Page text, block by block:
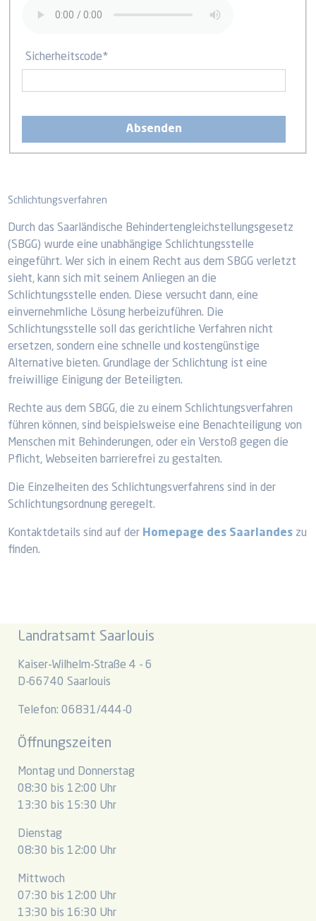
Sicherheitscode*
Schlichtungsverfahren
Durch das Saarländische Behindertengleichstellungsgesetz
(SBGG) wurde eine unabhängige Schlichtungsstelle
eingeführt. Wer sich in einem Recht aus dem SBGG verletzt
sieht, kann sich mit seinem Anliegen an die
Schlichtungsstelle enden. Diese versucht dann, eine
einvernehmliche Lösung herbeizuführen. Die
Schlichtungsstelle soll das gerichtliche Verfahren nicht
ersetzen, sondern eine schnelle und kostengünstige
Alternative bieten. Grundlage der Schlichtung ist eine
freiwillige Einigung der Beteiligten.
Rechte aus dem SBGG, die zu einem Schlichtungsverfahren
führen können, sind beispielsweise eine Benachteiligung von
Menschen mit Behinderungen, oder ein Verstoß gegen die
Pflicht, Webseiten barrierefrei zu gestalten.
Die Einzelheiten des Schlichtungsverfahrens sind in der
Schlichtungsordnung geregelt.
Kontaktdetails sind auf der Homepage des Saarlandes zu
finden.
Landratsamt Saarlouis
Kaiser-Wilhelm-Straße 4 - 6
D-66740 Saarlouis
Telefon: 06831/444-0
Öffnungszeiten
Montag und Donnerstag
08:30 bis 12:00 Uhr
13:30 bis 15:30 Uhr
Dienstag
08:30 bis 12:00 Uhr
Mittwoch
07:30 bis 12:00 Uhr
13:30 bis 16:30 Uhr